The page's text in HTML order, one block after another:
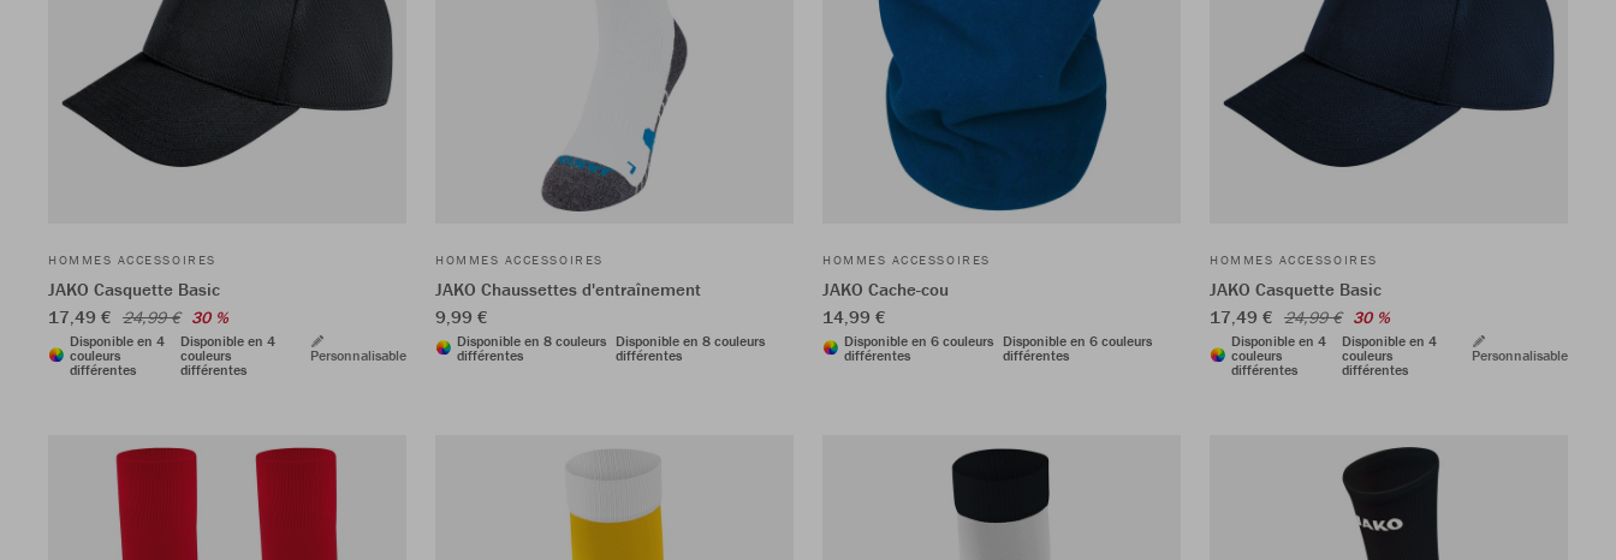
HOMMES ACCESSOIRES
JAKO Casquette Basic
17,49 € 24,99 € 30 %
Disponible en 4
couleurs
différentes
Disponible en 4
couleurs
différentes
Personnalisable
HOMMES ACCESSOIRES
JAKO Chaussettes d'entraînement
9,99 €
Disponible en 8 couleurs
différentes
Disponible en 8 couleurs
différentes
HOMMES ACCESSOIRES
JAKO Cache-cou
14,99 €
Disponible en 6 couleurs
différentes
Disponible en 6 couleurs
différentes
HOMMES ACCESSOIRES
JAKO Casquette Basic
17,49 € 24,99 € 30 %
Disponible en 4
couleurs
différentes
Disponible en 4
couleurs
différentes
Personnalisable